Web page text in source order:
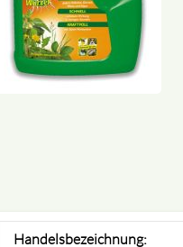
Handelsbezeichnung: